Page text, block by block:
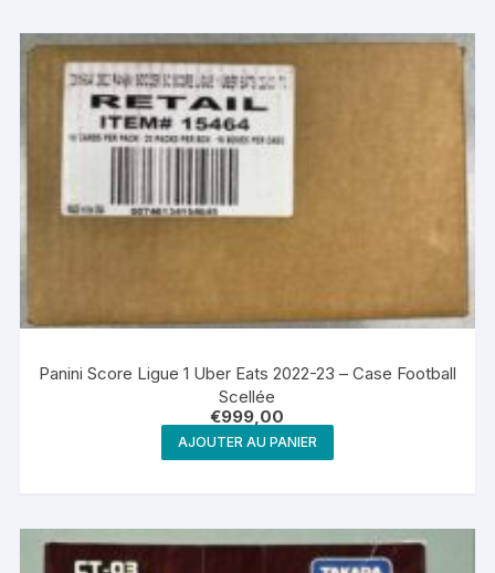
Panini Score Ligue 1 Uber Eats 2022-23 – Case Football
Scellée
€999,00
AJOUTER AU PANIER